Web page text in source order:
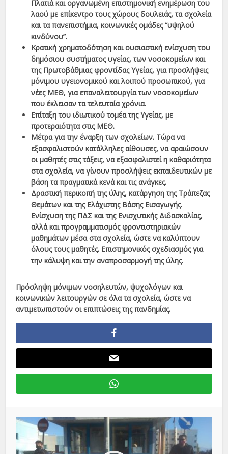
Πλατιά και οργανωμένη επιστημονική ενημέρωση του
λαού με επίκεντρο τους χώρους δουλειάς, τα σχολεία
και τα πανεπιστήμια, κοινωνικές ομάδες “υψηλού
κινδύνου”.
Κρατική χρηματοδότηση και ουσιαστική ενίσχυση του
δημόσιου συστήματος υγείας, των νοσοκομείων και
της Πρωτοβάθμιας φροντίδας Υγείας, για προσλήψεις
μόνιμου υγειονομικού και λοιπού προσωπικού, για
νέες ΜΕΘ, για επαναλειτουργία των νοσοκομείων
που έκλεισαν τα τελευταία χρόνια.
Επίταξη του ιδιωτικού τομέα της Υγείας, με
προτεραιότητα στις ΜΕΘ.
Μέτρα για την έναρξη των σχολείων. Τώρα να
εξασφαλιστούν κατάλληλες αίθουσες, να αραιώσουν
οι μαθητές στις τάξεις, να εξασφαλιστεί η καθαριότητα
στα σχολεία, να γίνουν προσλήψεις εκπαιδευτικών με
βάση τα πραγματικά κενά και τις ανάγκες.
Δραστική περικοπή της ύλης, κατάργηση της Τράπεζας
Θεμάτων και της Ελάχιστης Βάσης Εισαγωγής.
Ενίσχυση της ΠΔΣ και της Ενισχυτικής Διδασκαλίας,
αλλά και προγραμματισμός φροντιστηριακών
μαθημάτων μέσα στα σχολεία, ώστε να καλύπτουν
όλους τους μαθητές. Επιστημονικός σχεδιασμός για
την κάλυψη και την αναπροσαρμογή της ύλης.
Πρόσληψη μόνιμων νοσηλευτών, ψυχολόγων και
κοινωνικών λειτουργών σε όλα τα σχολεία, ώστε να
αντιμετωπιστούν οι επιπτώσεις της πανδημίας.